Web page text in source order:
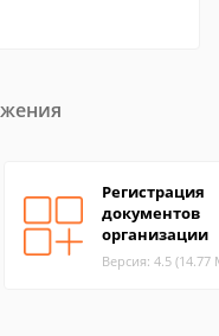
Регистрация
документов
организации
Версия: 4.5 (14.77